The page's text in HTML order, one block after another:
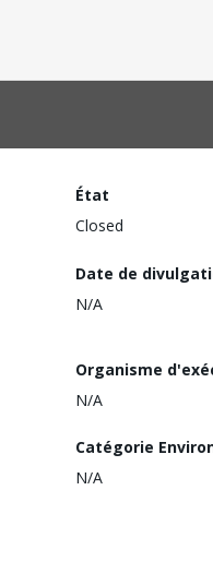
État
Closed
Date de
N/A
Organisme
N/A
Catégorie
N/A